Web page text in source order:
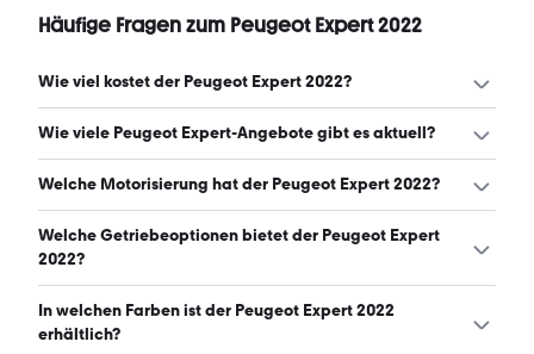
Häufige Fragen zum Peugeot Expert 2022
Wie viel kostet der Peugeot Expert 2022?
Ein guter Preis für einen Peugeot Expert 2022 liegt
Wie viele Peugeot Expert-Angebote gibt es aktuell?
Es gibt insgesamt 22 Peugeot Expert bei mobile.de,
Welche Motorisierung hat der Peugeot Expert 2022?
Der Peugeot Expert 2022 hat Leistungen zwischen 102
und 178 PS. (Stand: 9.8.2026)
Welche Getriebeoptionen bietet der Peugeot Expert
2022?
Der Peugeot Expert 2022 ist mit manuellem und
automatischem Getriebe erhältlich. (Stand: 9.8.2026)
In welchen Farben ist der Peugeot Expert 2022
erhältlich?